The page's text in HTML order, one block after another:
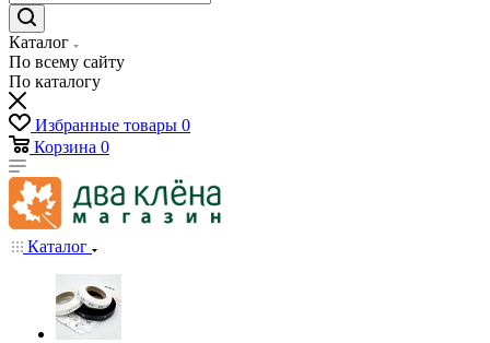
Каталог
По всему сайту
По каталогу
Избранные товары 0
Корзина 0
Каталог